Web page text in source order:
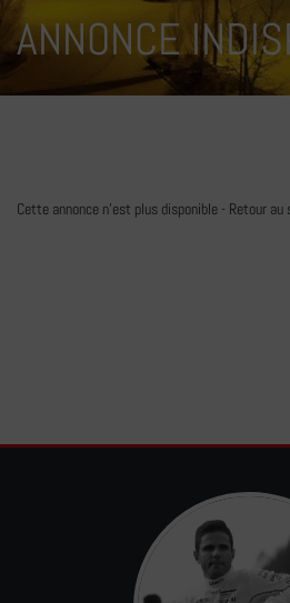
ANNONCE
Cette annonce n'est plus disponible - Retour au